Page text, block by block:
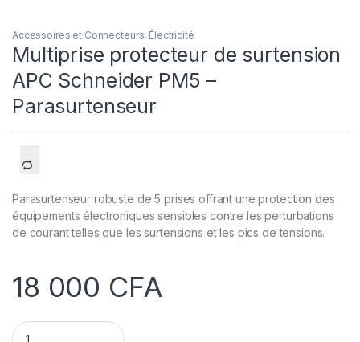
Accessoires et Connecteurs, Électricité
Multiprise protecteur de surtension
APC Schneider PM5 –
Parasurtenseur
Parasurtenseur robuste de 5 prises offrant une protection des
équipements électroniques sensibles contre les perturbations
de courant telles que les surtensions et les pics de tensions.
18 000 CFA
Multiprise protecteur de surtension APC Schneider PM5 -